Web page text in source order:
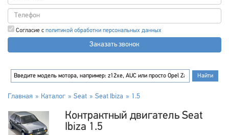
Согласие с политикой обработки персональных данных
Заказать звонок
Главная Каталог Seat Seat Ibiza 1.5
Контрактный двигатель Seat
Ibiza 1.5